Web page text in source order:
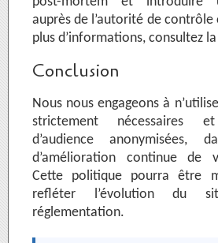
auprès de l’autorité de
plus d’informations, consultez la
Conclusion
Nous nous engageons à
strictement nécessaires
d’audience anonymisées,
d’amélioration continue de
Cette politique pourra être
refléter l’évolution du
réglementation.